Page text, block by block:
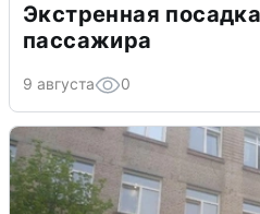
Экстренная
пассажира
9 августа 0